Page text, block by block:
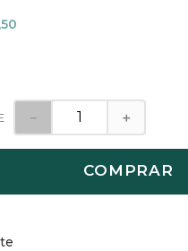
＋
－
COMPRAR